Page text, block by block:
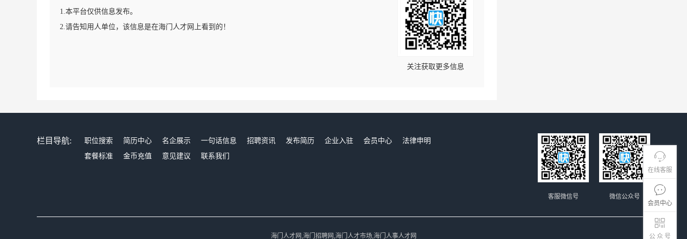
在线客服
会员中心
公 众 号
1.本平台仅供信息发布。
2.请告知用人单位，该信息是在海门人才网上看到的！
关注获取更多信息
栏目导航: 职位搜索 简历中心 名企展示 一句话信息 招聘资讯 发布简历 企业入驻 会员中心
法律申明
套餐标准
金币充值 意见建议 联系我们
微信公众号
客服微信号
海门人才网,海门招聘网,海门人才市场,海门人事人才网